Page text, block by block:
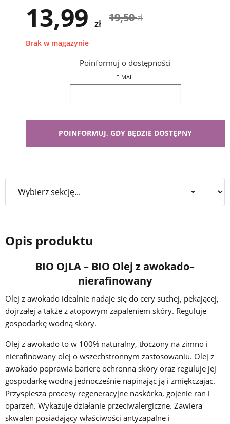
13,99 zł 19,50zł
Brak w magazynie
Poinformuj o dostępności
E-MAIL
Opis produktu
BIO OJLA – BIO Olej z awokado–
nierafinowany
Olej z awokado idealnie nadaje się do cery suchej, pękającej,
dojrzałej a także z atopowym zapaleniem skóry. Reguluje
gospodarkę wodną skóry.
Olej z awokado to w 100% naturalny, tłoczony na zimno i
nierafinowany olej o wszechstronnym zastosowaniu. Olej z
awokado poprawia barierę ochronną skóry oraz reguluje jej
gospodarkę wodną jednocześnie napinając ją i zmiękczając.
Przyspiesza procesy regeneracyjne naskórka, gojenie ran i
oparzeń. Wykazuje działanie przeciwalergiczne. Zawiera
skwalen posiadający właściwości antyzapalne i